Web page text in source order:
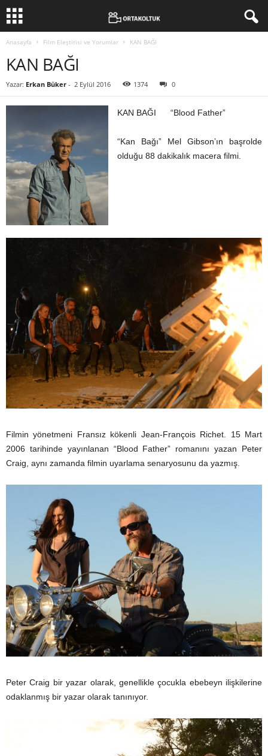
Anasayfa Film Eleştirisi ve Yorumlar KAN BAĞI
KAN BAĞI
Yazar: Erkan Büker - 2 Eylül 2016 1374 0
KAN BAĞI “Blood Father”
“Kan Bağı” Mel Gibson’ın başrolde
olduğu 88 dakikalık macera filmi.
Filmin yönetmeni Fransız kökenli Jean-François Richet. 15 Mart
2006 tarihinde yayınlanan “Blood Father” romanını yazan Peter
Craig, aynı zamanda filmin uyarlama senaryosunu da yazmış.
Peter Craig bir yazar olarak, genellikle çocukla ebebeyn ilişkilerine
odaklanmış bir yazar olarak tanınıyor.